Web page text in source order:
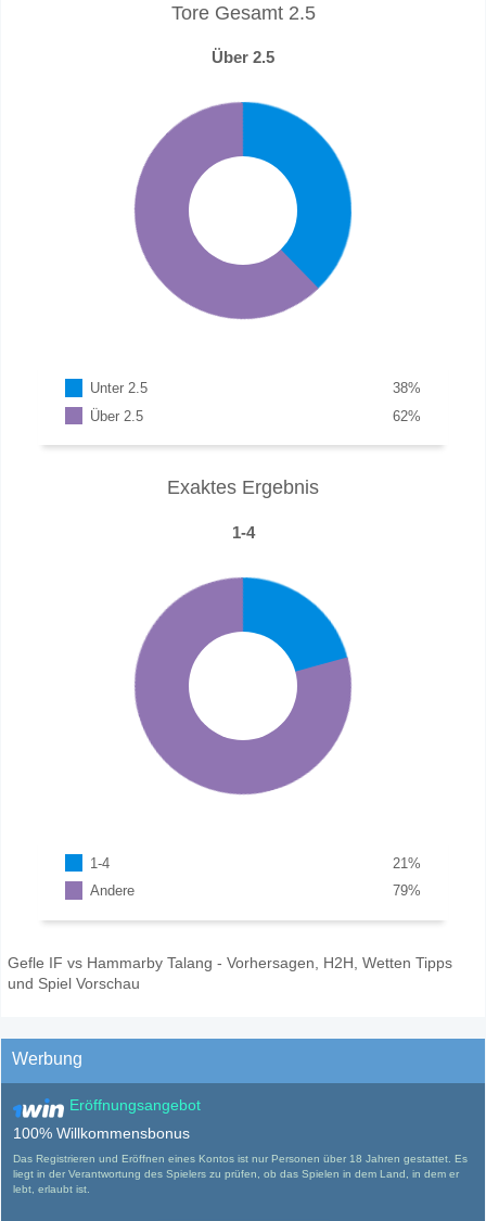
Tore Gesamt 2.5
Über 2.5
Unter 2.5 %
38
Über 2.5
%
62
Exaktes Ergebnis
1-4
1-4 %
21
Andere
%
79
Gefle IF vs Hammarby Talang - Vorhersagen, H2H, Wetten Tipps
und Spiel Vorschau
Werbung
Eröffnungsangebot
100% Willkommensbonus
Das Registrieren und Eröffnen eines Kontos ist nur Personen über 18 Jahren gestattet. Es
liegt in der Verantwortung des Spielers zu prüfen, ob das Spielen in dem Land, in dem er
lebt, erlaubt ist.